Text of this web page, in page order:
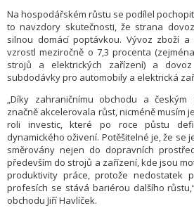
Na hospodářském růstu se podílel
to navzdory skutečnosti, že strana
silnou domácí poptávkou. Vývoz zboží
vzrostl meziročně o 7,3 procenta
strojů a elektrických zařízení) a
subdodávky pro automobily a elektrická
„Díky zahraničnímu obchodu a českým
značně akcelerovala růst, nicméně musím
roli investic, které po roce půstu
dynamického oživení. Potěšitelné je, že se
směrovány nejen do dopravních
především do strojů a zařízení, kde jsou
produktivity práce, protože nedostatek
profesích se stává bariérou dalšího
obchodu Jiří Havlíček.